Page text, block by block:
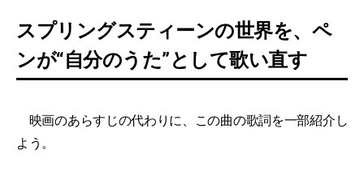
スプリングスティーンの世界を、ペ
ンが“自分のうた”として歌い直す
映画のあらすじの代わりに、この曲の歌詞を一部紹介し
よう。